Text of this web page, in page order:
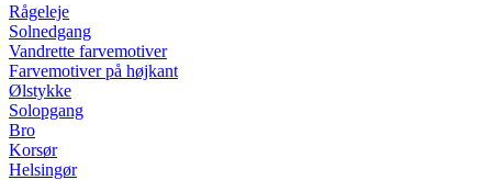
Rågeleje
Solnedgang
Vandrette farvemotiver
Farvemotiver på højkant
Ølstykke
Solopgang
Bro
Korsør
Helsingør